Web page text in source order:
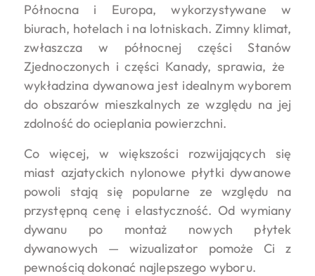
Północna i Europa, wykorzystywane w
biurach, hotelach i na lotniskach. Zimny ​​​​klimat,
zwłaszcza w północnej części Stanów
Zjednoczonych i części Kanady, sprawia, że ​​
wykładzina dywanowa jest idealnym wyborem
do obszarów mieszkalnych ze względu na jej
zdolność do ocieplania powierzchni.
Co więcej, w większości rozwijających się
miast azjatyckich nylonowe płytki dywanowe
powoli stają się popularne ze względu na
przystępną cenę i elastyczność. Od wymiany
dywanu po montaż nowych płytek
dywanowych — wizualizator pomoże Ci z
pewnością dokonać najlepszego wyboru.